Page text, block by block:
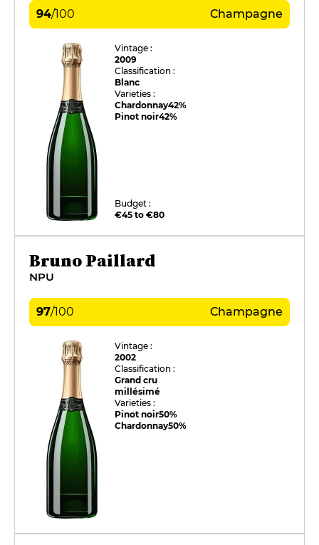
94/100 Champagne
Vintage :
2009
Classification :
Blanc
Varieties :
Chardonnay42%
Pinot noir42%
Budget :
€45 to €80
Bruno Paillard
NPU
97/100 Champagne
Vintage :
2002
Classification :
Grand cru
millésimé
Varieties :
Pinot noir50%
Chardonnay50%